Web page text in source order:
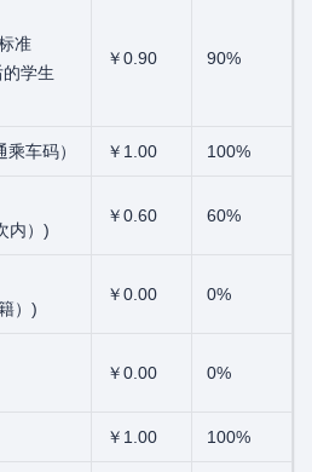
准
学生
￥0.90 90%
车码） ￥1.00 100%
内）)
￥0.60 60%
）)
￥0.00 0%
￥0.00 0%
￥1.00 100%